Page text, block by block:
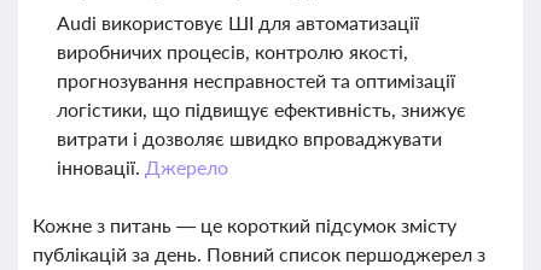
Audi використовує ШІ для автоматизації
виробничих процесів, контролю якості,
прогнозування несправностей та оптимізації
логістики, що підвищує ефективність, знижує
витрати і дозволяє швидко впроваджувати
інновації. Джерело
Кожне з питань — це короткий підсумок змісту
публікацій за день. Повний список першоджерел з